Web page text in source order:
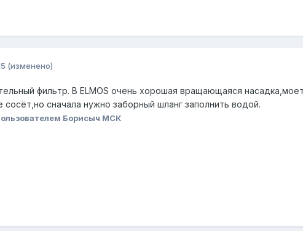
(изменено)
фильтр. В ELMOS очень хорошая вращающаяся
сначала нужно заборный шланг заполнить водой.
Борисыч МСК